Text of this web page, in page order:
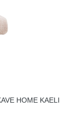
HOME KAELI